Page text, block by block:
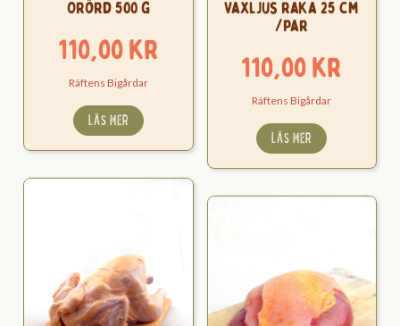
Orörd 500 g
110,00kr
Räftens Bigårdar
LÄS MER
Vaxljus raka 25 cm
/par
110,00kr
Räftens Bigårdar
LÄS MER